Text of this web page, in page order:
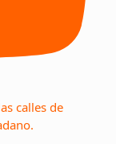
calles de